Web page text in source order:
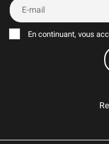
En continuant, vous